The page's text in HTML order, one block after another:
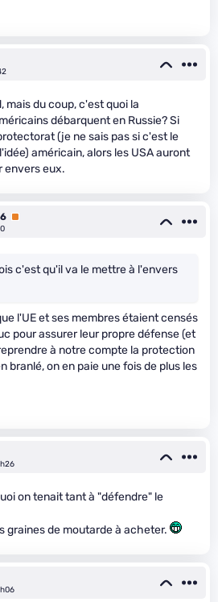
mais du coup, c'est quoi la
débarquent en Russie? Si
(je ne sais pas si c'est le
américain, alors les USA auront
envers eux.
Premium
c'est qu'il va le mettre à l'envers
l'UE et ses membres étaient censés
pour assurer leur propre défense (et
à notre compte la protection
branlé, on en paie une fois de plus les
on tenait tant à "défendre" le
graines de moutarde à acheter.